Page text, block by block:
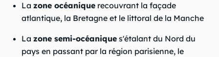
La zone océanique recouvrant la façade
atlantique, la Bretagne et le littoral de la Manche
La zone semi-océanique s'étalant du Nord du
pays en passant par la région parisienne, le